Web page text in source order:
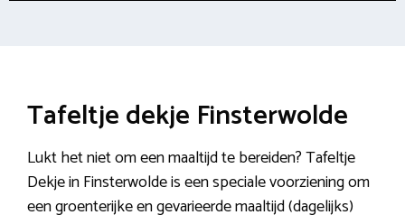
Tafeltje dekje Finsterwolde
Lukt het niet om een maaltijd te bereiden? Tafeltje
Dekje in Finsterwolde is een speciale voorziening om
een groenterijke en gevarieerde maaltijd (dagelijks)